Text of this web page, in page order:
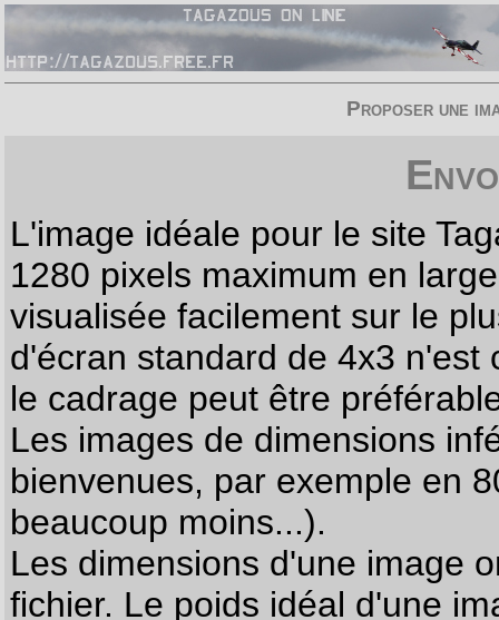
Proposer une
L'image idéale pour le site
1280 pixels maximum en
visualisée facilement sur le
d'écran standard de 4x3
le cadrage peut être
Les images de dimensions
bienvenues, par exemple en
beaucoup moins...).
Les dimensions d'une image
fichier. Le poids idéal d'une